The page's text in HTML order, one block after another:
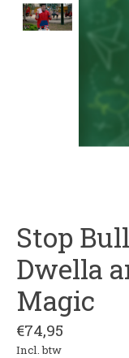
Stop
Dwella
Magic
€74,95
Incl. btw